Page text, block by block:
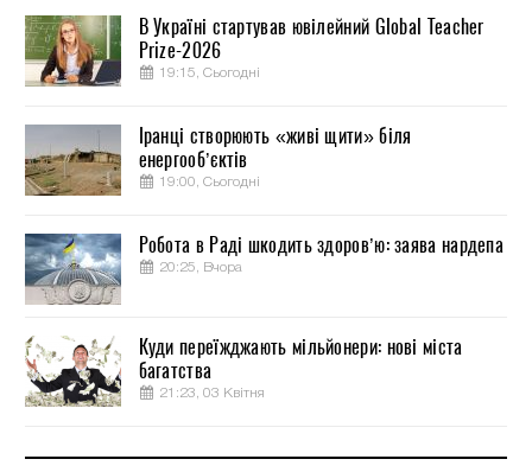
В Україні стартував ювілейний Global Teacher
Prize-2026
19:15, Сьогодні
Іранці створюють «живі щити» біля
енергооб’єктів
19:00, Сьогодні
Робота в Раді шкодить здоров’ю: заява нардепа
20:25, Вчора
Куди переїжджають мільйонери: нові міста
багатства
21:23, 03 Квітня